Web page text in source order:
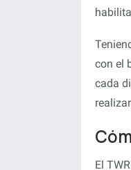
con el
cada
El